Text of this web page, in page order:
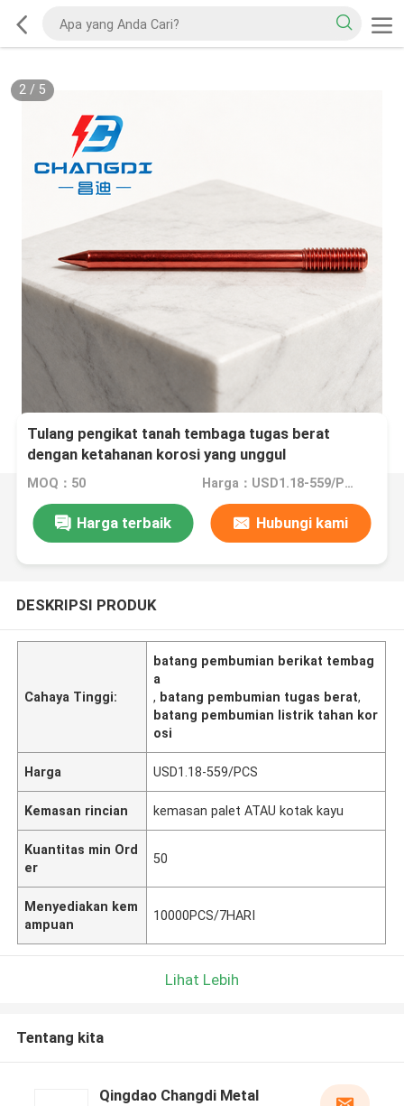
2/ 5
Tulang pengikat tanah tembaga tugas berat
dengan ketahanan korosi yang unggul
MOQ：50 Harga：USD1.18-559/PCS
Harga terbaik Hubungi kami
DESKRIPSI PRODUK
Cahaya Tinggi:
batang pembumian berikat tembag
a
, batang pembumian tugas berat,
batang pembumian listrik tahan kor
osi
Harga USD1.18-559/PCS
Kemasan rincian kemasan palet ATAU kotak kayu
Kuantitas min Ord
er
50
Menyediakan kem
ampuan
10000PCS/7HARI
Lihat Lebih
Tentang kita
Qingdao Changdi Metal